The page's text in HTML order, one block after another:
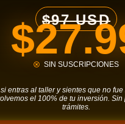
$97 USD
SIN SUSCRIPCIONES
entras al taller y sientes que no
el 100% de tu inversión. Sin
trámites.